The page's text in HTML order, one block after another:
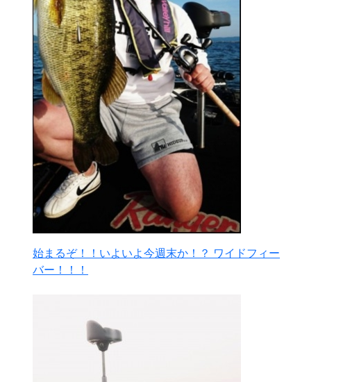
始まるぞ！！いよいよ今週末か！？ ワイドフィー
バー！！！